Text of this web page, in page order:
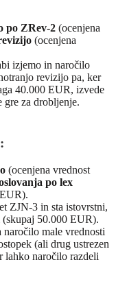
po ZRev-2 (ocenjena
(ocenjena
izjemo in naročilo
revizijo pa, ker
40.000 EUR, izvede
gre za drobljenje.
(ocenjena vrednost
po lex
ZJN-3 in sta istovrstni,
(skupaj 50.000 EUR).
naročilo male vrednosti
(ali drug ustrezen
lahko naročilo razdeli